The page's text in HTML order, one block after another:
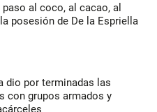
paso al coco, al cacao, al
posesión de De la Espriella
dio por terminadas las
con grupos armados y